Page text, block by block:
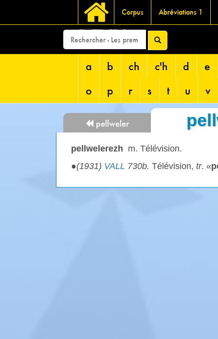
Corpus Abréviations 1
DEVRI
a b ch c'h d
e
o
p r s t u v
pellweler
pellwelerezh m. Télévision.
●(1931) VALL 730b. Télévision, tr. «